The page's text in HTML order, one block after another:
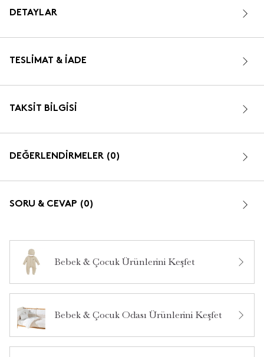
DETAYLAR
TESLIMAT & İADE
TAKSIT BILGISI
DEĞERLENDİRMELER (0)
SORU & CEVAP (0)
Bu ürün hakkında daha önce hiç soru sorulmamış.
Bebek & Çocuk Ürünlerini Keşfet
Bebek & Çocuk Odası Ürünlerini Keşfet